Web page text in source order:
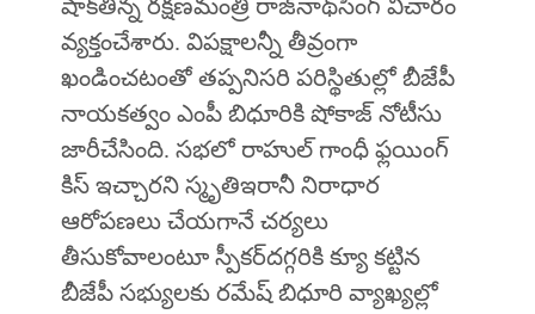
షాక్‌తిన్న రక్షణమంత్రి రాజ్‌నాథ్‌సింగ్‌ విచారం
వ్యక్తంచేశారు. విపక్షాలన్నీ తీవ్రంగా
ఖండించటంతో తప్పనిసరి పరిస్థితుల్లో బీజేపీ
నాయకత్వం ఎంపీ బిధూరికి షోకాజ్ నోటీసు
జారీచేసింది. సభలో రాహుల్ గాంధీ ఫ్లయింగ్‌
కిస్‌ ఇచ్చారని స్మృతిఇరానీ నిరాధార
ఆరోపణలు చేయగానే చర్యలు
తీసుకోవాలంటూ స్పీకర్‌దగ్గరికి క్యూ కట్టిన
బీజేపీ సభ్యులకు రమేష్‌ బిధూరి వ్యాఖ్యల్లో